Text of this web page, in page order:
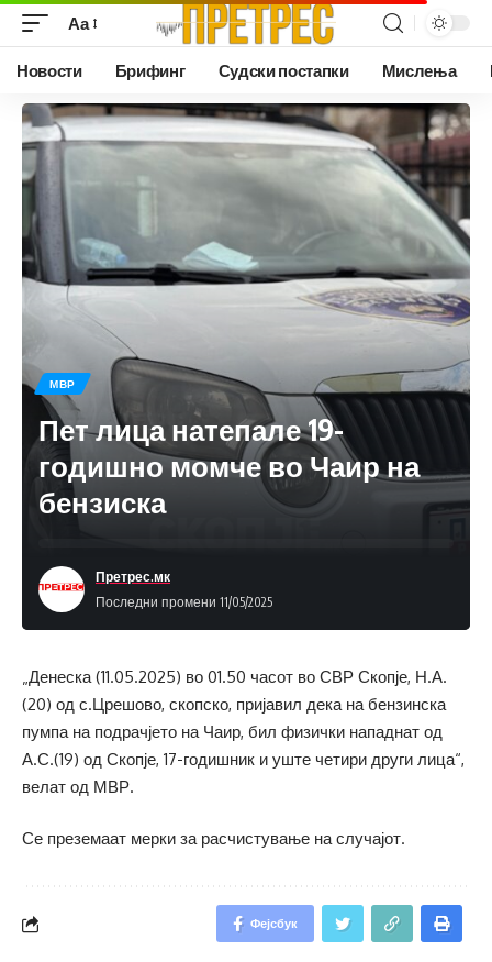
Аа
Новости Брифинг Судски постапки Мислења
МВР
Пет лица натепале 19-
годишно момче во Чаир на
бензиска
Последни промени 11/05/2025
Претрес.мк
„Денеска (11.05.2025) во 01.50 часот во СВР Скопје, Н.А.
(20) од с.Црешово, скопско, пријавил дека на бензинска
пумпа на подрачјето на Чаир, бил физички нападнат од
А.С.(19) од Скопје, 17-годишник и уште четири други лица“,
велат од МВР.
Се преземаат мерки за расчистување на случајот.
Фејсбук